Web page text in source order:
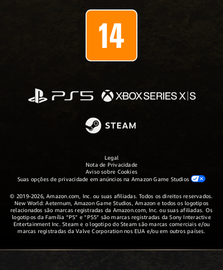
Legal
Nota de Privacidade
Aviso sobre Cookies
Suas opções de privacidade em anúncios na Amazon Game Studios
© 2019-2026, Amazon.com, Inc. ou suas afiliadas. Todos os direitos reservados.
New World: Aeternum, Amazon Game Studios, Amazon e todos os logotipos
relacionados são marcas registradas da Amazon.com, Inc. ou suas afiliadas. Os
logotipos da Família “PS” e “PS5” são marcas registradas da Sony Interactive
Entertainment Inc. Steam e o logotipo do Steam são marcas comerciais e/ou
marcas registradas da Valve Corporation nos EUA e/ou em outros países.